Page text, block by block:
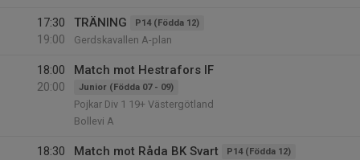
17:30
19:00
TRÄNING P14 (Födda 12)
Gerdskavallen A-plan
18:00
20:00
Match mot Hestrafors IF
Junior (Födda 07 - 09)
Pojkar Div 1 19+ Västergötland
Bollevi A
18:30
Match mot Råda BK Svart P14 (Födda 12)